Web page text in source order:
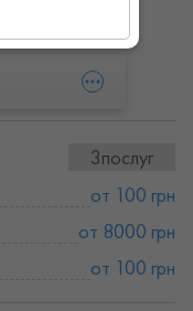
3послуг
от 100 грн
от 8000 грн
от 100 грн